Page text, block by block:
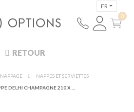
FR
RETOUR
NAPPAGE
NAPPES ET SERVIETTES